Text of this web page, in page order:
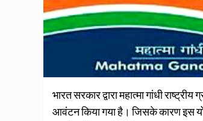
भारत सरकार द्वारा महात्मा गांधी
आवंटन किया गया है। जिसके कारण इस